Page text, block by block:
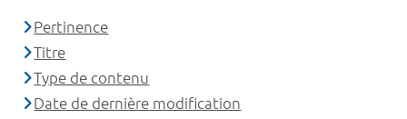
Pertinence
Titre
Type de contenu
Date de dernière modification